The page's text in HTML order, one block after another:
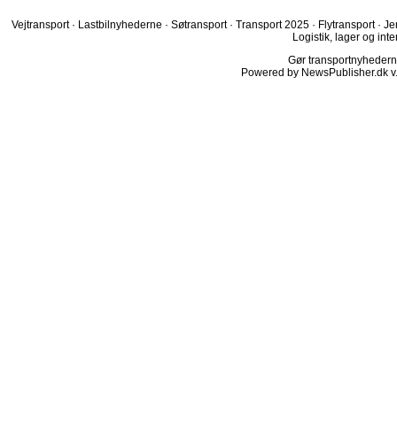
Vejtransport · Lastbilnyhederne · Søtransport · Transport 2025 · Flytransport ·
Logistik, lager og
Gør
Powered by NewsPublisher.dk